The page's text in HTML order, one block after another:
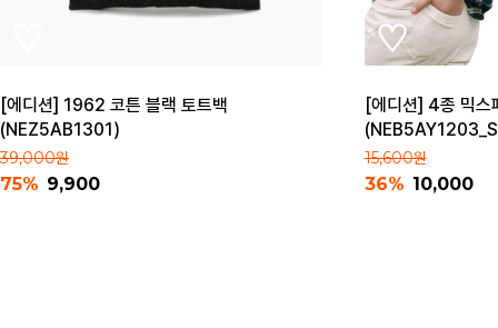
[에디션] 1962 코튼 블랙 토트백
(NEZ5AB1301)
39,000원
75% 9,900
[에디션] 4종 믹스
15,600원
36% 10,000